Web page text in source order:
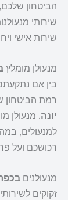
הביטחון
שירותי
שירות אישי
מנעולן מומלץ
בין אם
רמת הביטחון
יונה. מנעולן
למנעולים,
רכושכם ועל
מנעולנים
זקוקים